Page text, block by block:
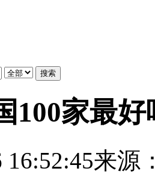
100家最
16:52:45来源